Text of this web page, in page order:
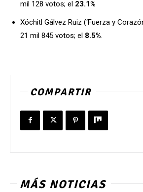
mil 128 votos; el 23.1%
Xóchitl Gálvez Ruiz (‘Fuerza y
21 mil 845 votos; el 8.5%.
COMPARTIR
MÁS NOTICIAS